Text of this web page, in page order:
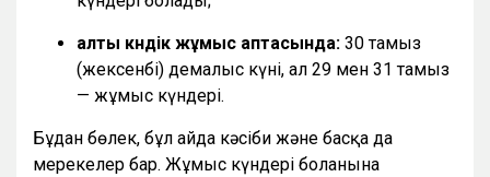
алты күндік жұмыс аптасында: 30 тамыз
(жексенбі) демалыс күні, ал 29 мен 31 тамыз
— жұмыс күндері.
Бұдан бөлек, бұл айда кәсіби және басқа да
мерекелер бар. Жұмыс күндері болғанына